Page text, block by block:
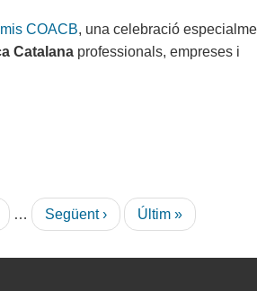
COACB, una celebració
Catalana professionals, empreses i
…
Pàgina
Següent ›
Última
Últim »